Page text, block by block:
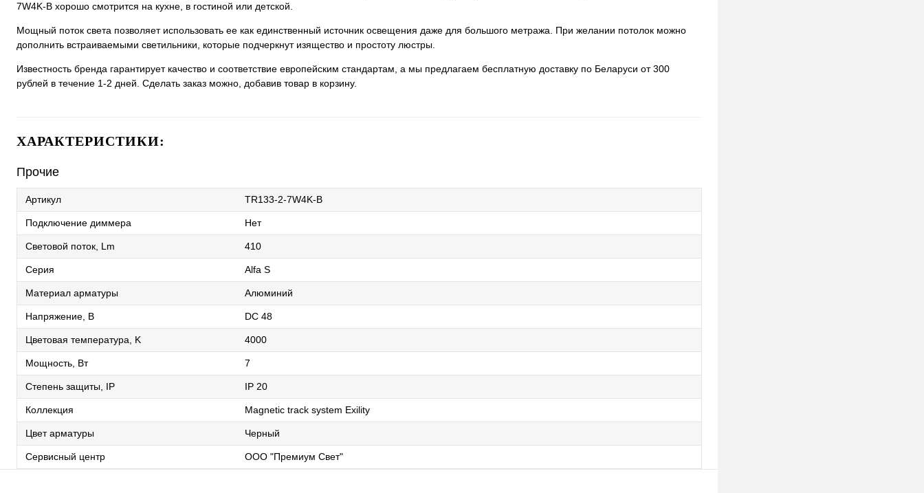
7W4K-B хорошо смотрится на кухне, в гостиной или детской.
Мощный поток света позволяет использовать ее как единственный источник освещения даже для большого метража. При желании потолок можно
дополнить встраиваемыми светильники, которые подчеркнут изящество и простоту люстры.
Известность бренда гарантирует качество и соответствие европейским стандартам, а мы предлагаем бесплатную доставку по Беларуси от 300
рублей в течение 1-2 дней. Сделать заказ можно, добавив товар в корзину.
ХАРАКТЕРИСТИКИ:
Прочие
Артикул TR133-2-7W4K-B
Подключение диммера Нет
Световой поток, Lm 410
Серия Alfa S
Материал арматуры Алюминий
Напряжение, В DC 48
Цветовая температура, K 4000
Мощность, Вт 7
Степень защиты, IP IP 20
Коллекция Magnetic track system Exility
Цвет арматуры Черный
Сервисный центр ООО "Премиум Свет"